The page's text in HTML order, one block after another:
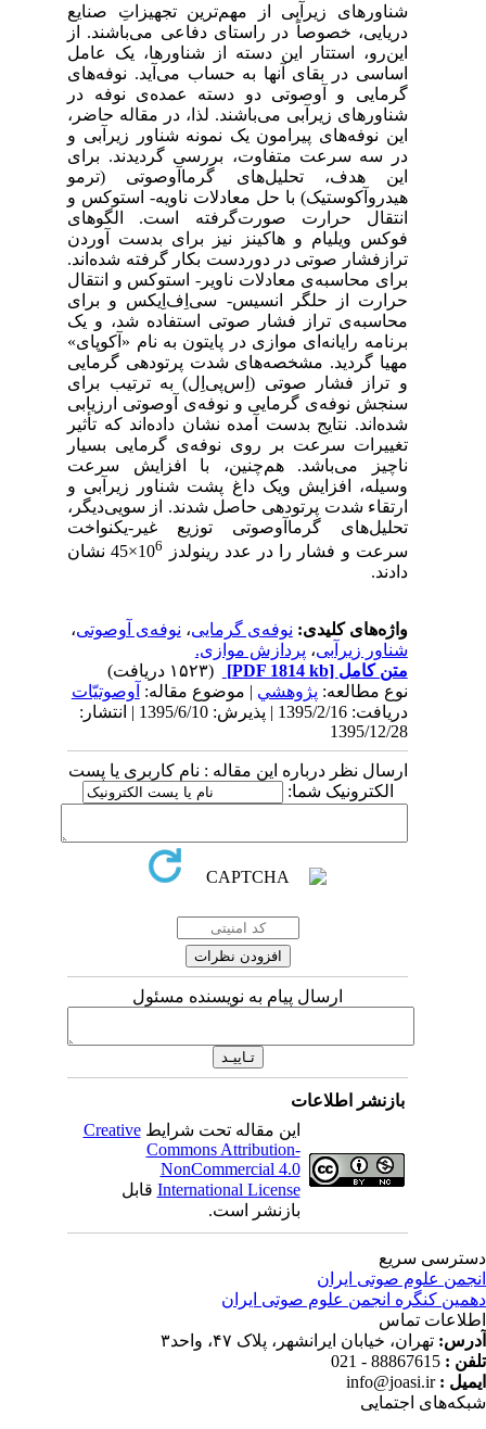
شناورهای زیرﺁبی از مهم‌ترین تجهیزاتِ صنایع
دریایی، خصوصاً در راستای دفاعی می‌باشند. از
این‌رو، استتار این دسته از شناورها، یک عامل
اساسی در بقا‌ی آنها به حساب می‌آید. نوفه‌‌های
گرمایی و آوصوتی دو دسته عمده‌ی نوفه در
شناورهای زیرﺁبی می‌باشند. لذا، در مقاله حاضر،
این نوفه‌های پیرامون یک نمونه شناور زیرﺁبی و
در سه سرعت متفاوت، بررسی گردیدند. برای
این هدف، تحلیل‌های گرماآوصوتی (ترمو
هیدروآکوستیک) با حل معادلات ناویه- استوکس و
انتقال حرارت صورت‌گرفته است. الگو‌های
فوکس ویلیام و هاکینز نیز برای بدست آوردن
ترازفشار صوتی در دوردست بکار گرفته شده‌اند.
برای محاسبه‌ی معادلات ناویر- استوکس و انتقال
حرارت از حلگر انسیس-
سی‌اِف‌اِیکس و برای
محاسبه‌ی تراز فشار صوتی استفاده شد، و یک
برنامه رایانه‌ای موازی در پایتون به نام «آکوپای»
مهیا گردید. مشخصه‌های شدت پرتودهی گرمایی
و تراز فشار صوتی (اِس‌پی‌اِل) به ترتیب برای
سنجش نوفه‌ی گرمایی و نوفه‌ی آوصوتی ارزیابی
شده‌اند. نتایج بدست آمده نشان داده‌اند که تأثیر
تغییرات سرعت بر روی نوفه‌ی گرمایی بسیار
ناچیز می‌باشد. هم‌چنین، با افزایش سرعت
وسیله، افزایش ویک داغ پشت شناور زیرﺁبی و
ارتقاء شدت پرتودهی حاصل شدند. از سویی‌دیگر،
تحلیل‌های گرماآوصوتی توزیع غیر-یکنواخت
سرعت و فشار را در عدد رینولدز 10
×45 نشان
دادند.
واژه‌های کلیدی:نوفه‌ی گرمایی،نوفه‌ی آوصوتی،
شناور زیرﺁبی،پردازش موازی.
متن کامل[PDF 1814 kb]
نوع مطالعه:پژوهشي| موضوع مقاله:آوصوتیّات
دریافت: 1395/2/16 | پذیرش: 1395/6/10 | انتشار:
1395/12/28
ارسال نظر درباره این مقاله : نام کاربری یا پست
الکترونیک شما:
ارسال پیام به نویسنده مسئول
بازنشر اطلاعات
این مقاله تحت شرایطCreative
Commons Attribution-
NonCommercial 4.0
International Licenseقابل
بازنشر است.
سریع
علوم صوتی ایران
کنگره انجمن علوم صوتی ایران
تماس
تهران، خیابان ایرانشهر، پلاک ۴۷، واحد۳
:
88867615 - 021
:
info@joasi.ir
اجتمایی